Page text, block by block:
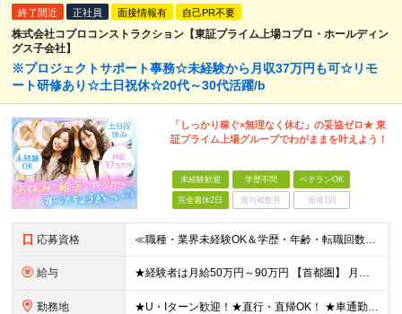
終了間近 正社員 面接情報有 自己PR不要
株式会社コプロコンストラクション【東証プライム上場コプロ・ホールディン
グス子会社】
※プロジェクトサポート事務☆未経験から月収37万円も可☆リモ
ート研修あり☆土日祝休☆20代～30代活躍/b
「しっかり稼ぐ×無理なく休む」の妥協ゼロ★ 東
証プライム上場グループでわがままを叶えよう！
未経験歓迎 学歴不問 ベテランOK
完全週休2日 賞与複数月 面接1回
応募資格 ≪職種・業界未経験OK＆学歴・年齢・転職回数不問≫ ◆第二新卒歓迎 ◆社会人経験不問 ◆資格不問 ※新卒の方もご応募可能！ （待遇・募集要項等は別途ご案内いたします） ※入社時期は柔軟に対応します！半
給与 ★経験者は月給50万円～90万円 【首都圏】 月給30万1230円〜 ⇒基本22万7000円+地域6万4230円+皆勤1万円 【群馬/栃木/茨城】 月給28万1090円〜 ⇒基本23万4000円+
勤務地 ★U・Iターン歓迎！★直行・直帰OK！ ★車通勤可能のエリアもあり！★出張なしの働き方も可能 全国47都道府県の各プロジェクト（転勤なし！勤務地に対する希望も実現可能！） 「自宅から1時間以内で通え